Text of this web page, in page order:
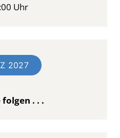
Uhr
2027
. . .